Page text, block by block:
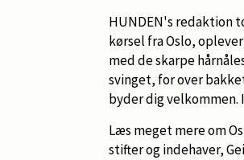
HUNDEN's redaktion
kørsel fra Oslo,
med de skarpe
svinget, for over
byder dig
Læs meget mere om
stifter og indehaver,